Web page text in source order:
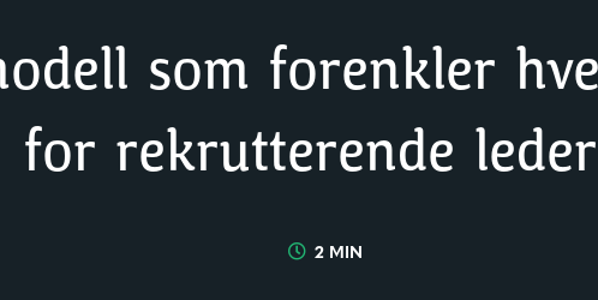
som forenkler
for rekrutterende
2 MIN